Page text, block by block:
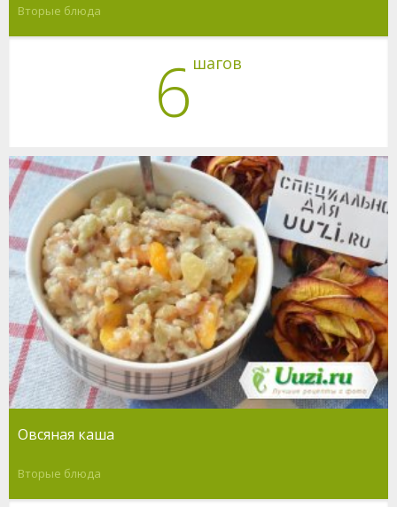
Вторые блюда
6 шагов
Овсяная каша
Вторые блюда